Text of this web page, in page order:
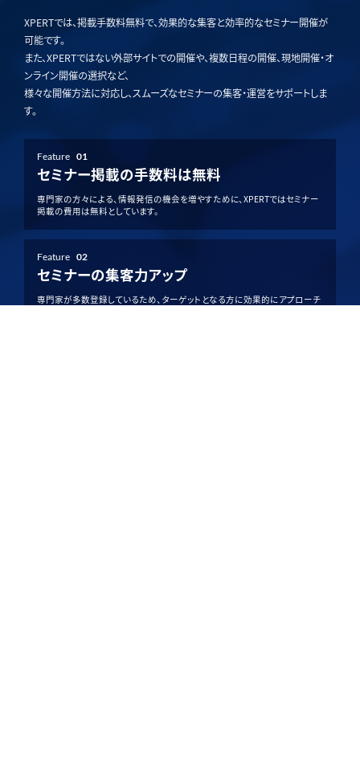
XPERTでは、掲載手数料無料で、効果的な集客と効率的なセミナー開催が
可能です。
また、XPERTではない外部サイトでの開催や、複数日程の開催、現地開催・オ
ンライン開催の選択など、
様々な開催方法に対応し、スムーズなセミナーの集客・運営をサポートしま
す。
Feature 01
セミナー掲載の手数料は無料
専門家の方々による、情報発信の機会を増やすために、XPERTではセミナー
掲載の費用は無料としています。
Feature 02
セミナーの集客力アップ
専門家が多数登録しているため、ターゲットとなる方に効果的にアプローチ